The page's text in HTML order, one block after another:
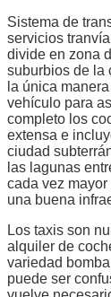
Sistema de
servicios
divide en zona
suburbios de la
la única
vehículo para
completo los
extensa e
ciudad
las lagunas
cada vez
una buena
Los taxis son
alquiler de
variedad
puede ser